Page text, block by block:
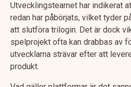
Utvecklingsteamet har indikerat
redan har påbörjats, vilket tyder
att slutföra trilogin. Det är dock
spelprojekt ofta kan drabbas av
utvecklarna strävar efter att
produkt.